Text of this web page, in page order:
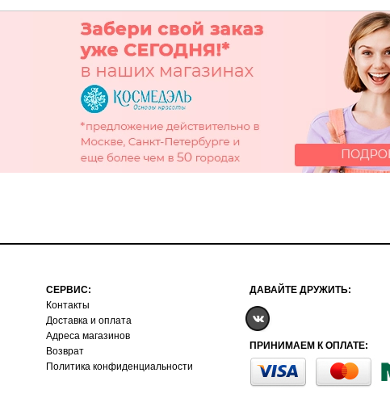
СЕРВИС:
Контакты
Доставка и оплата
Адреса магазинов
Возврат
Политика конфиденциальности
ДАВАЙТЕ ДРУЖИТЬ:
ПРИНИМАЕМ К ОПЛАТЕ: